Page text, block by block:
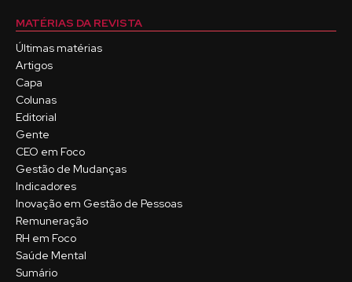
MATÉRIAS DA REVISTA
Últimas matérias
Artigos
Capa
Colunas
Editorial
Gente
CEO em Foco
Gestão de Mudanças
Indicadores
Inovação em Gestão de Pessoas
Remuneração
RH em Foco
Saúde Mental
Sumário